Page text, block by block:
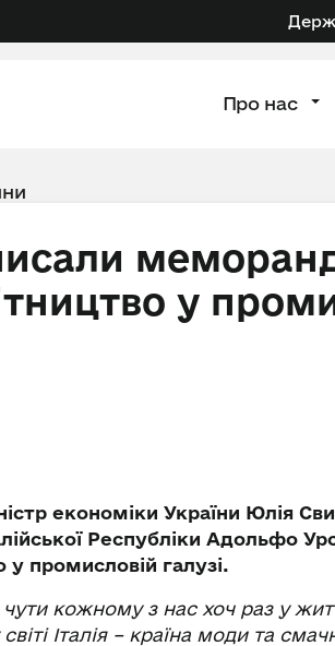
Про нас
у
економіки України Юлія
Республіки Адольфо
промисловій галузі.
кожному з нас хоч раз у
Італія – країна моди та